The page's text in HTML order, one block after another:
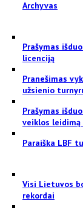
Archyvas
Prašymas
licenciją
Pranešimas
užsienio
Prašymas
veiklos leidimą
Paraiška LBF
Visi Lietuvos
rekordai